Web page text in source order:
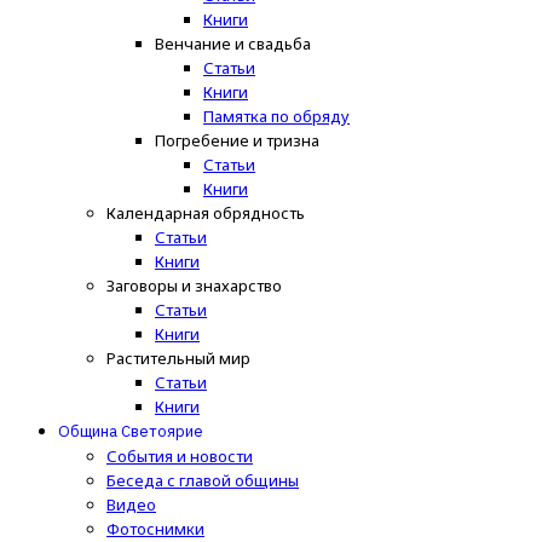
Книги
Венчание и свадьба
Статьи
Книги
Памятка по обряду
Погребение и тризна
Статьи
Книги
Календарная обрядность
Статьи
Книги
Заговоры и знахарство
Статьи
Книги
Растительный мир
Статьи
Книги
Община Светоярие
События и новости
Беседа с главой общины
Видео
Фотоснимки